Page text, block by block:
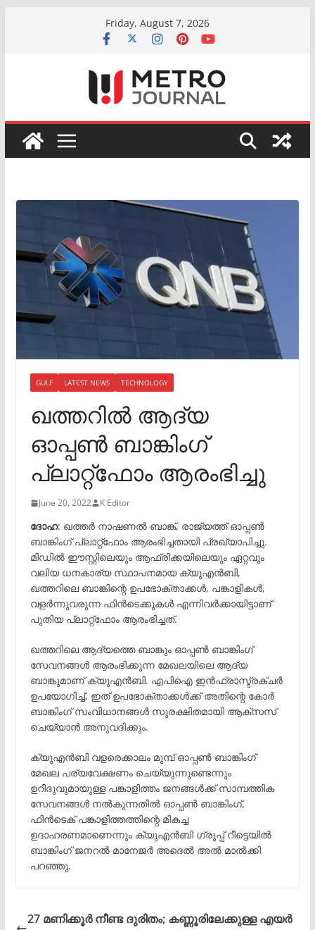
Friday, August 7, 2026
GULF LATEST NEWS TECHNOLOGY
ഖത്തറില്‍ ആദ്യ
ഓപ്പണ്‍ ബാങ്കിംഗ്
പ്ലാറ്റ്‌ഫോം ആരംഭിച്ചു
June 20, 2022 K Editor
ദോഹ: ഖത്തർ നാഷണൽ ബാങ്ക്, രാജ്യത്ത് ഓപ്പൺ
ബാങ്കിംഗ് പ്ലാറ്റ്ഫോം ആരംഭിച്ചതായി പ്രഖ്യാപിച്ചു.
മിഡിൽ ഈസ്റ്റിലെയും ആഫ്രിക്കയിലെയും ഏറ്റവും
വലിയ ധനകാര്യ സ്ഥാപനമായ ക്യുഎൻബി,
ഖത്തറിലെ ബാങ്കിന്റെ ഉപഭോക്താക്കൾ, പങ്കാളികൾ,
വളർന്നുവരുന്ന ഫിൻടെക്കുകൾ എന്നിവർക്കായിട്ടാണ്
പുതിയ പ്ലാറ്റ്ഫോം ആരംഭിച്ചത്.
ഖത്തറിലെ ആദ്യത്തെ ബാങ്കും ഓപ്പൺ ബാങ്കിംഗ്
സേവനങ്ങൾ ആരംഭിക്കുന്ന മേഖലയിലെ ആദ്യ
ബാങ്കുമാണ് ക്യുഎൻബി. എപിഐ ഇൻഫ്രാസ്ട്രക്ചർ
ഉപയോഗിച്ച്, ഇത് ഉപഭോക്താക്കൾക്ക് അതിന്റെ കോർ
ബാങ്കിംഗ് സംവിധാനങ്ങൾ സുരക്ഷിതമായി ആക്സസ്
ചെയ്യാൻ അനുവദിക്കും.
ക്യുഎൻബി വളരെക്കാലം മുമ്പ് ഓപ്പൺ ബാങ്കിംഗ്
മേഖല പര്യവേക്ഷണം ചെയ്യുന്നുണ്ടെന്നും
ഉറീദുവുമായുള്ള പങ്കാളിത്തം ജനങ്ങൾക്ക് സാമ്പത്തിക
സേവനങ്ങൾ നൽകുന്നതിൽ ഓപ്പൺ ബാങ്കിംഗ്,
ഫിൻടെക് പങ്കാളിത്തത്തിന്റെ മികച്ച
ഉദാഹരണമാണെന്നും ക്യുഎൻബി ഗ്രൂപ്പ് റീട്ടെയിൽ
ബാങ്കിംഗ് ജനറൽ മാനേജർ അദെൽ അൽ മാൽക്കി
പറഞ്ഞു.
27 മണിക്കൂർ നീണ്ട ദുരിതം; കണ്ണൂരിലേക്കുള്ള എയർ